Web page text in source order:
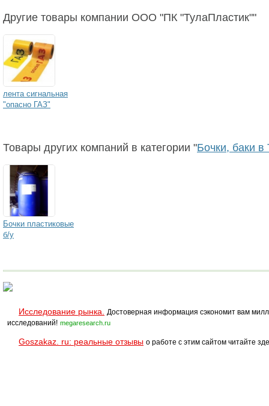
Другие товары компании ООО "ПК "ТулаПластик""
лента сигнальная
"опасно ГАЗ"
Товары других компаний в категории "Бочки, баки в
Бочки пластиковые
б/у
Исследование рынка.
Достоверная информация сэкономит вам
исследований! megaresearch.ru
Goszakaz. ru: реальные отзывы о работе с этим сайтом читайте